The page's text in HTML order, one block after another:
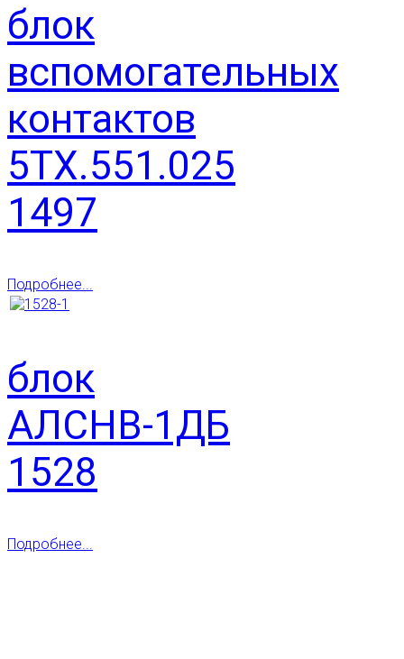
блок
вспомогательных
контактов
5ТХ.551.025
1497
Подробнее...
блок
АЛСНВ-1ДБ
1528
Подробнее...